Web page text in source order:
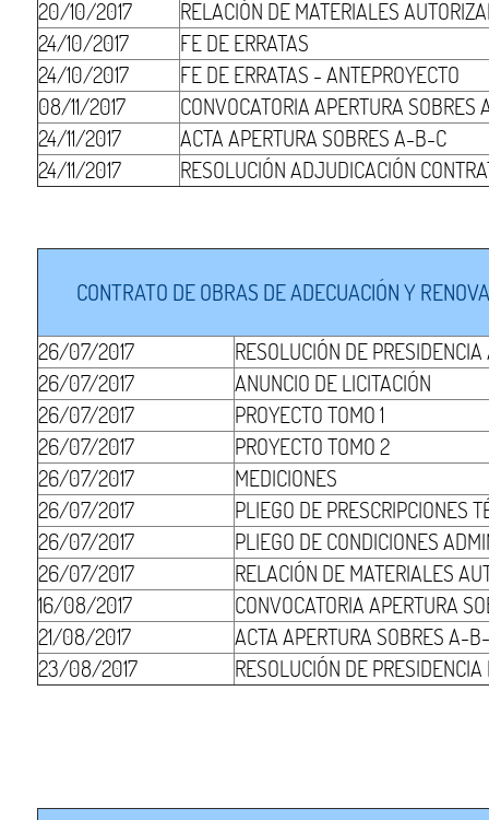
20/10/2017
RELACIÓN DE MATERIALES
24/10/2017
FE DE ERRATAS
24/10/2017
FE DE ERRATAS - ANTEPROYECTO
08/11/2017
CONVOCATORIA APERTURA
24/11/2017
ACTA APERTURA SOBRES A-B-C
24/11/2017
RESOLUCIÓN ADJUDICACIÓN
CONTRATO DE OBRAS DE ADECUACIÓN Y
26/07/2017
RESOLUCIÓN DE
26/07/2017
ANUNCIO DE LICITACIÓN
26/07/2017
PROYECTO TOMO 1
26/07/2017
PROYECTO TOMO 2
26/07/2017
MEDICIONES
26/07/2017
PLIEGO DE PRESCRIPCIONES
26/07/2017
PLIEGO DE CONDICIONES
26/07/2017
RELACIÓN DE MATERIALES
16/08/2017
CONVOCATORIA APERTURA
21/08/2017
ACTA APERTURA SOBRES A-
23/08/2017
RESOLUCIÓN DE